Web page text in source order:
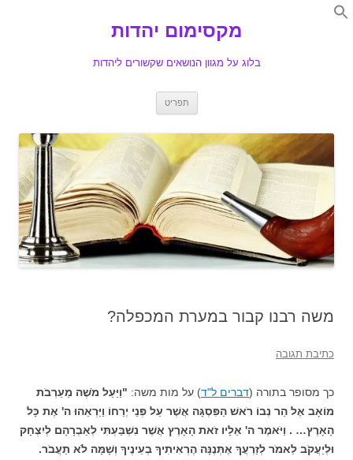
Search
מקסימום יהדות
בלוג על מגוון הנושאים שקשורים ליהדות
תפריט
משה רבנו קבור במערת המכפלה?
כתיבת תגובה
כך מסופר בתורה (דברים ל"ד) על מות משה: "וַיַּעַל מֹשֶׁה מֵעַרְבֹת
מוֹאָב אֶל הַר נְבוֹ רֹאשׁ הַפִּסְגָּה אֲשֶׁר עַל פְּנֵי יְרֵחוֹ וַיַּרְאֵהוּ ה' אֶת כָּל
הָאָרֶץ… . וַיֹּאמֶר ה' אֵלָיו זֹאת הָאָרֶץ אֲשֶׁר נִשְׁבַּעְתִּי לְאַבְרָהָם לְיִצְחָק
וּלְיַעֲקֹב לֵאמֹר לְזַרְעֲךָ אֶתְּנֶנָּה הֶרְאִיתִיךָ בְעֵינֶיךָ וְשָׁמָּה לֹא תַעֲבֹר.